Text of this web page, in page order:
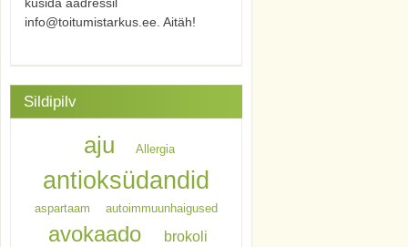
info@toitumistarkus.ee. Aitäh!
Sildipilv
aju Allergia
antioksüdandid
aspartaam autoimmuunhaigused
avokaado brokoli